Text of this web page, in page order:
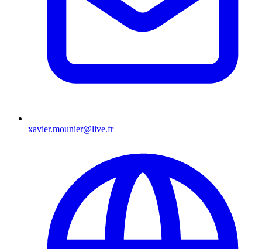
xavier.mounier@live.fr